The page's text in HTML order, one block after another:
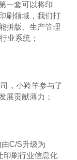
一套可以将印
刷领域，我们打
拼版、生产管理
业系统；
，小羚羊参与了
展贡献薄力；
C/S升级为
印刷行业信息化